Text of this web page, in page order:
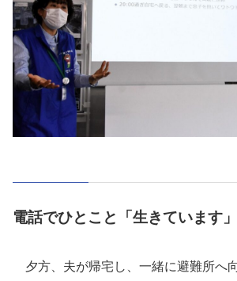
電話でひとこと「生きています」
夕方、夫が帰宅し、一緒に避難所へ